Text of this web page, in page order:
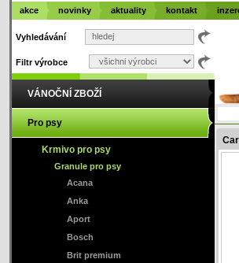
Vyhledávání
Filtr výrobce
VÁNOČNÍ ZBOŽÍ
Pro psy
Krmivo pro psy
Granule pro psy
Acana
Anka
Aport
Bosch
Brit premium
akce novinky aktuality kontakt